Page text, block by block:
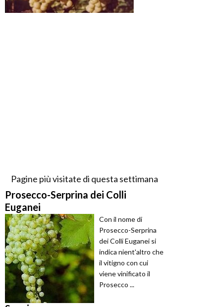
Pagine più visitate di questa settimana
Prosecco-Serprina dei Colli
Euganei
Con il nome di
Prosecco-Serprina
dei Colli Euganei si
indica nient'altro che
il vitigno con cui
viene vinificato il
Prosecco ...